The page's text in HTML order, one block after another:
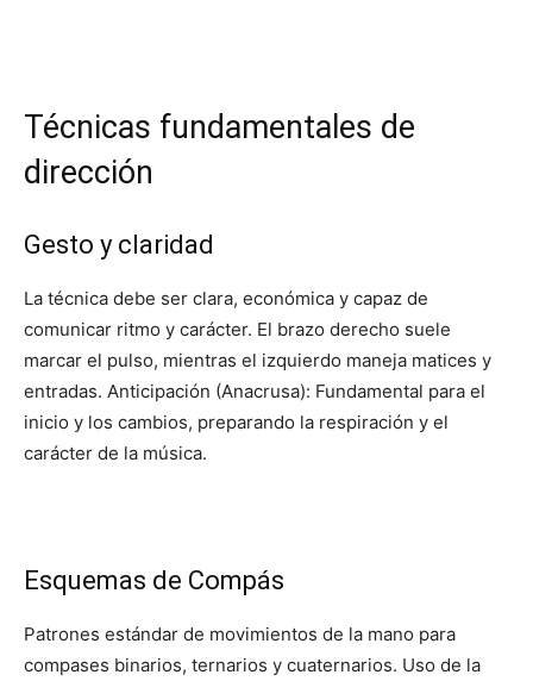
Técnicas fundamentales de
dirección
Gesto y claridad
La técnica debe ser clara, económica y capaz de
comunicar ritmo y carácter. El brazo derecho suele
marcar el pulso, mientras el izquierdo maneja matices y
entradas. Anticipación (Anacrusa): Fundamental para el
inicio y los cambios, preparando la respiración y el
carácter de la música.
Esquemas de Compás
Patrones estándar de movimientos de la mano para
compases binarios, ternarios y cuaternarios. Uso de la